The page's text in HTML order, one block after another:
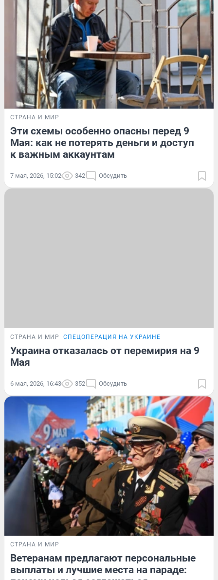
СТРАНА И МИР
Эти схемы особенно опасны перед 9
Мая: как не потерять деньги и доступ
к важным аккаунтам
7 мая, 2026, 15:02 342 Обсудить
СТРАНА И МИР СПЕЦОПЕРАЦИЯ НА УКРАИНЕ
Украина отказалась от перемирия на 9
Мая
6 мая, 2026, 16:43 352 Обсудить
СТРАНА И МИР
Ветеранам предлагают персональные
выплаты и лучшие места на параде: